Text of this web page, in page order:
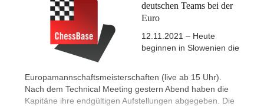
deutschen Teams bei der
Euro
12.11.2021 – Heute
beginnen in Slowenien die
Europamannschaftsmeisterschaften (live ab 15 Uhr).
Nach dem Technical Meeting gestern Abend haben die
Kapitäne ihre endgültigen Aufstellungen abgegeben. Die